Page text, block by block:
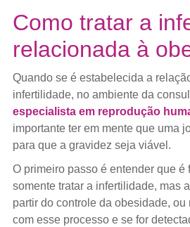
Como tratar a
relacionada à
Quando se é estabelecida a
infertilidade, no ambiente da
especialista em reprodução
importante ter em mente que uma
para que a gravidez seja viável.
O primeiro passo é entender que é
somente tratar a infertilidade, mas
partir do controle da obesidade, ou
com esse processo e se for